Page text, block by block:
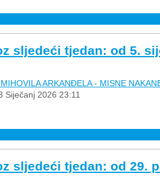
sljedeći tjedan: od 5.
ARKANĐELA - MISNE
Siječanj 2026 23:11
sljedeći tjedan: od 29.